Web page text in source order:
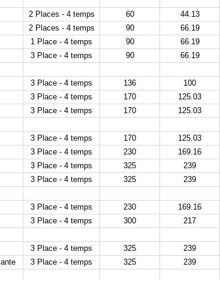
2 Places - 4 temps 60 44.13
2 Places - 4 temps 90 66.19
1 Place - 4 temps 90 66.19
3 Place - 4 temps 90 66.19
3 Place - 4 temps 136 100
3 Place - 4 temps 170 125.03
3 Place - 4 temps 170 125.03
3 Place - 4 temps 170 125.03
3 Place - 4 temps 230 169.16
3 Place - 4 temps 325 239
3 Place - 4 temps 325 239
3 Place - 4 temps 230 169.16
3 Place - 4 temps 300 217
3 Place - 4 temps 325 239
3 Place - 4 temps 325 239